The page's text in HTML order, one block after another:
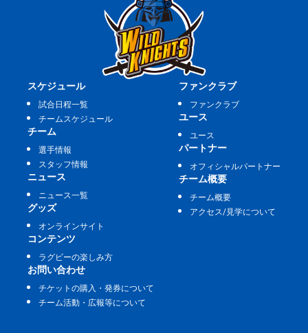
スケジュール
試合日程一覧
チームスケジュール
チーム
選手情報
スタッフ情報
ニュース
ニュース一覧
グッズ
オンラインサイト
ファンクラブ
ファンクラブ
ユース
ユース
パートナー
オフィシャルパートナー
チーム概要
チーム概要
アクセス/見学について
コンテンツ
ラグビーの楽しみ方
お問い合わせ
チケットの購入・発券について
チーム活動・広報等について